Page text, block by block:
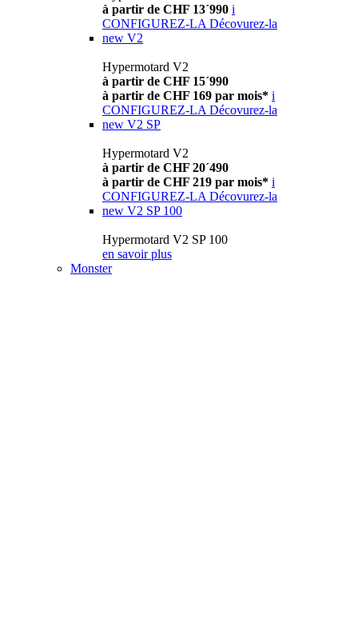
à partir de CHF 13´990 i
CONFIGUREZ-LA Décovurez-la
new V2
Hypermotard V2
à partir de CHF 15´990
à partir de CHF 169 par mois* i
CONFIGUREZ-LA Décovurez-la
new V2 SP
Hypermotard V2
à partir de CHF 20´490
à partir de CHF 219 par mois* i
CONFIGUREZ-LA Décovurez-la
new V2 SP 100
Hypermotard V2 SP 100
en savoir plus
Monster